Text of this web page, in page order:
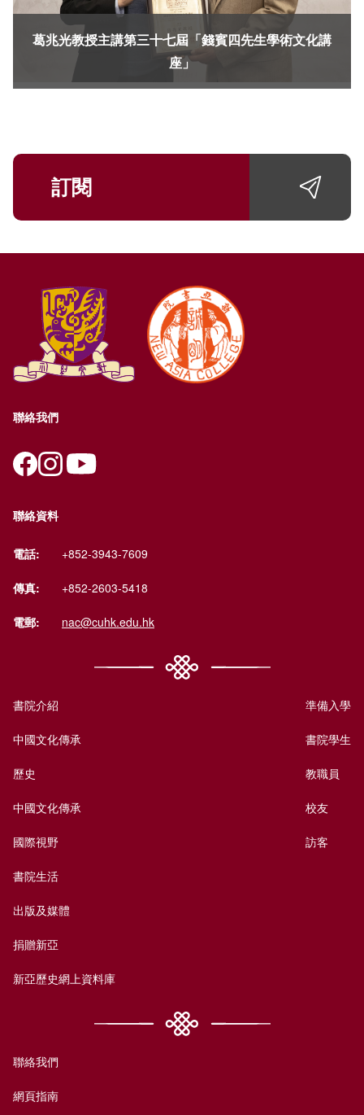
葛兆光教授主講第三十七屆「錢賓四先生學術文化講
座」
訂閱
聯絡我們
聯絡資料
電話: +852-3943-7609
傳真: +852-2603-5418
電郵: nac@cuhk.edu.hk
書院介紹
中國文化傳承
歷史
中國文化傳承
國際視野
書院生活
出版及媒體
捐贈新亞
新亞歷史網上資料庫
準備入學
書院學生
教職員
校友
訪客
聯絡我們
網頁指南